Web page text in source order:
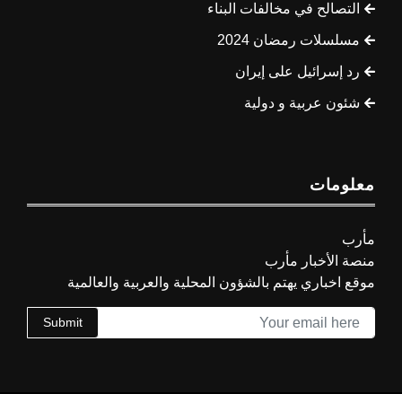
التصالح في مخالفات البناء
مسلسلات رمضان 2024
رد إسرائيل على إيران
شئون عربية و دولية
معلومات
مأرب
منصة الأخبار مأرب
موقع اخباري يهتم بالشؤون المحلية والعربية والعالمية
Submit